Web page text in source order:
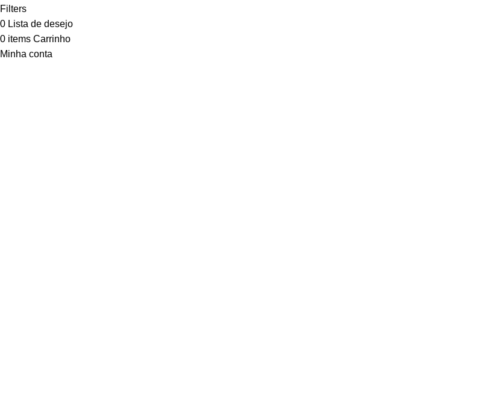
Filters
0 Lista de desejo
0 items Carrinho
Minha conta